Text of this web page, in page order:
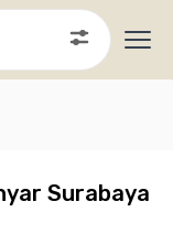
Surabaya